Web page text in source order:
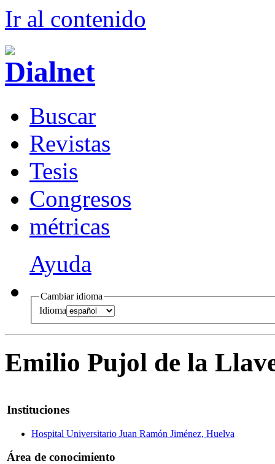
Ir al contenido
Buscar
Revistas
Tesis
Congresos
métricas
Ayuda
Cambiar idioma
Idioma
Emilio Pujol de la
Instituciones
Hospital Universitario Juan Ramón Jiménez, Huelva
Área de conocimiento